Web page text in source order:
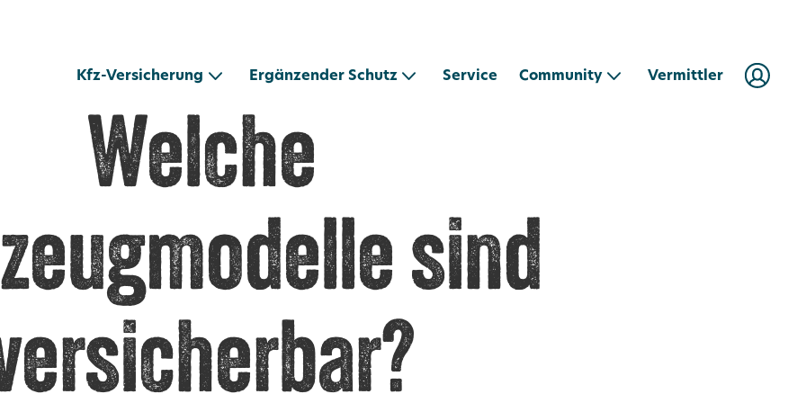
Kfz-Versicherung Ergänzender Schutz Service Community Vermittler
Welche
sind